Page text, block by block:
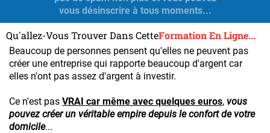
vous désinscrire à tous moments...
Qu'allez-Vous Trouver Dans CetteFormation En Ligne...
Beaucoup de personnes pensent qu'elles ne peuvent pas
créer une entreprise qui rapporte beaucoup d'argent car
elles n'ont pas assez d'argent à investir.
Ce n'est pas VRAI car même avec quelques euros, vous
pouvez créer un véritable empire depuis le confort de votre
domicile...